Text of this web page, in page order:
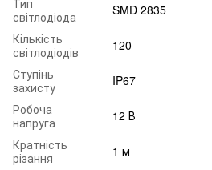
світлодіода
SMD 2835
Кількість
світлодіодів
120
Ступінь
захисту
IP67
Робоча
напруга
12 В
Кратність
різання
1 м